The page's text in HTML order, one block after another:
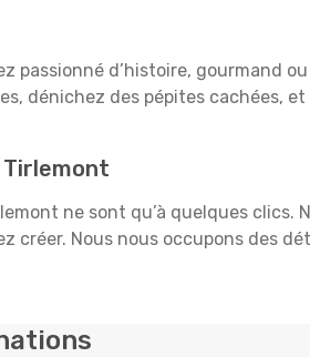
passionné d’histoire, gourmand
dénichez des pépites cachées,
ne sont qu’à quelques clics.
créer. Nous nous occupons des